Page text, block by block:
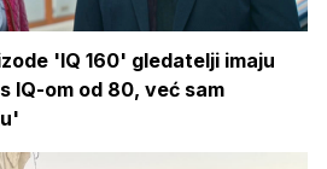
'IQ 160' gledatelji imaju
IQ-om od 80, već sam